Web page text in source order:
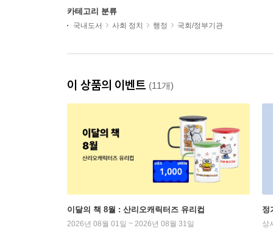
카테고리 분류
국내도서 사회 정치 행정 국회/정부기관
이 상품의 이벤트 (11개)
이달의 책 8월 : 산리오캐릭터즈 유리컵
2026년 08월 01일 ~ 2026년 08월 31일
정
상